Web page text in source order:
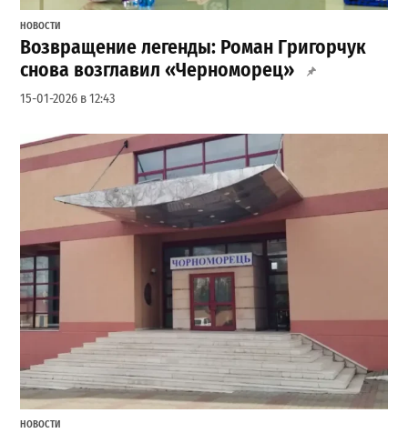
НОВОСТИ
Возвращение легенды: Роман Григорчук
снова возглавил «Черноморец»
15-01-2026 в 12:43
НОВОСТИ